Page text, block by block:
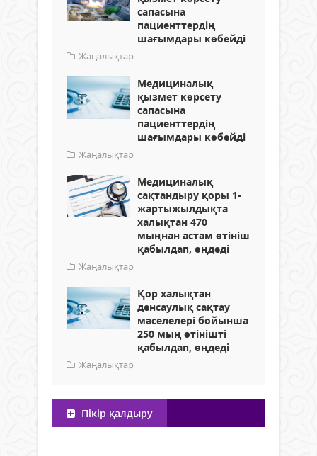
сапасына
пациенттердің
шағымдары көбейді
Жаңалықтар
Медициналық
қызмет көрсету
сапасына
пациенттердің
шағымдары көбейді
Жаңалықтар
Медициналық
сақтандыру қоры 1-
жартыжылдықта
халықтан 470
мыңнан астам өтініш
қабылдап, өңдеді
Жаңалықтар
Қор халықтан
денсаулық сақтау
мәселелері бойынша
250 мың өтінішті
қабылдап, өңдеді
Жаңалықтар
Пікір қалдыру